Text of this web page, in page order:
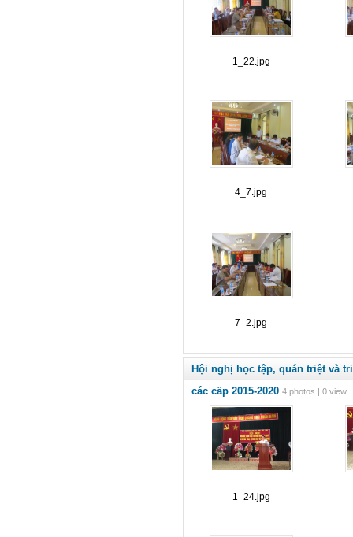
1_22.jpg
4_7.jpg
7_2.jpg
Hội nghị học tập, quán triệt và
các cấp 2015-2020 4 photos | 0 view
1_24.jpg